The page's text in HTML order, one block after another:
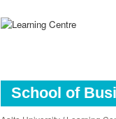
School of